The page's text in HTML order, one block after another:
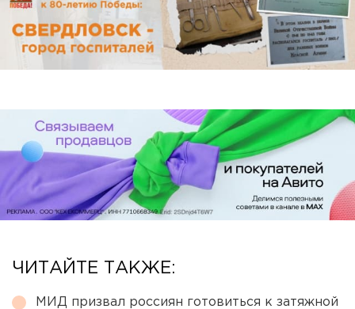
ЧИТАЙТЕ ТАКЖЕ:
МИД призвал россиян готовиться к затяжной